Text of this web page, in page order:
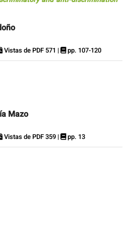
Vistas de PDF 571 | pp. 107-120
Mazo
Vistas de PDF 359 | pp. 13